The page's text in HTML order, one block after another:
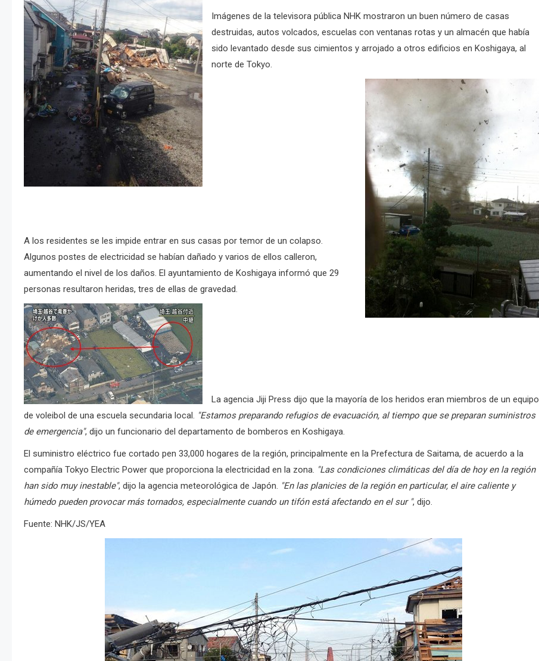
Imágenes de la televisora pública NHK mostraron un buen número de casas
destruidas, autos volcados, escuelas con ventanas rotas y un almacén que había
sido levantado desde sus cimientos y arrojado a otros edificios en Koshigaya, al
norte de Tokyo.
A los residentes se les impide entrar en sus casas por temor de un colapso.
Algunos postes de electricidad se habían dañado y varios de ellos calleron,
aumentando el nivel de los daños. El ayuntamiento de Koshigaya informó que 29
personas resultaron heridas, tres de ellas de gravedad.
La agencia Jiji Press dijo que la mayoría de los heridos eran miembros de un equipo
de voleibol de una escuela secundaria local. "Estamos preparando refugios de evacuación, al tiempo que se preparan suministros
de emergencia", dijo un funcionario del departamento de bomberos en Koshigaya.
El suministro eléctrico fue cortado pen 33,000 hogares de la región, principalmente en la Prefectura de Saitama, de acuerdo a la
compañía Tokyo Electric Power que proporciona la electricidad en la zona. "Las condiciones climáticas del día de hoy en la región
han sido muy inestable", dijo la agencia meteorológica de Japón. "En las planicies de la región en particular, el aire caliente y
húmedo pueden provocar más tornados, especialmente cuando un tifón está afectando en el sur ", dijo.
Fuente: NHK/JS/YEA